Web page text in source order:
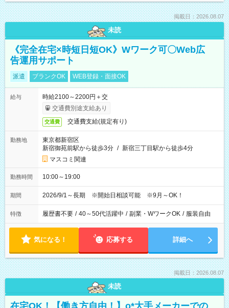
掲載日：2026.08.07
未読
《完全在宅×時短日短OK》Wワーク可〇Web広
告運用サポート
派遣 ブランクOK WEB登録・面接OK
給与
時給2100～2200円＋交
交通費別途支給あり
交通費 交通費支給(規定有り)
勤務地
東京都新宿区
新宿御苑前駅から徒歩3分 / 新宿三丁目駅から徒歩4分
マスコミ関連
勤務時間 10:00～19:00
期間 2026/9/1～長期 ※開始日相談可能 ※9月～OK！
特徴 履歴書不要 / 40～50代活躍中 / 副業・WワークOK / 服装自由
気になる！ 応募する 詳細へ
掲載日：2026.08.07
未読
在宅OK！【働き方自由！】o*大手メーカーでの